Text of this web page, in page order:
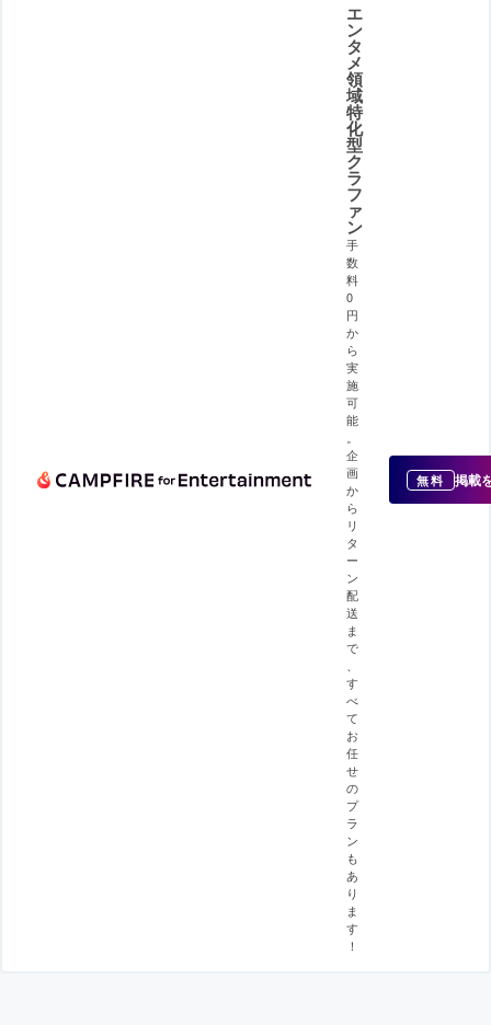
エ
ン
タ
メ
領
域
特
化
型
ク
ラ
フ
ァ
ン
手
数
料
0
円
か
ら
実
施
可
能
企
画
か
ら
リ
タ
ー
ン
配
送
ま
で
す
べ
て
お
任
せ
の
プ
ラ
ン
も
あ
り
ま
す
！
無料 掲載